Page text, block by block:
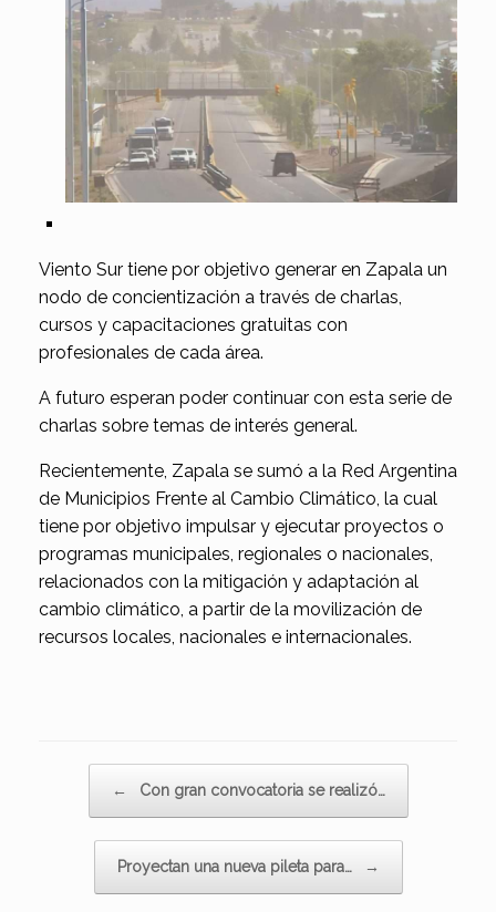
Viento Sur tiene por objetivo generar en Zapala un
nodo de concientización a través de charlas,
cursos y capacitaciones gratuitas con
profesionales de cada área.
A futuro esperan poder continuar con esta serie de
charlas sobre temas de interés general.
Recientemente, Zapala se sumó a la Red Argentina
de Municipios Frente al Cambio Climático, la cual
tiene por objetivo impulsar y ejecutar proyectos o
programas municipales, regionales o nacionales,
relacionados con la mitigación y adaptación al
cambio climático, a partir de la movilización de
recursos locales, nacionales e internacionales.
← Con gran convocatoria se realizó…
Proyectan una nueva pileta para… →